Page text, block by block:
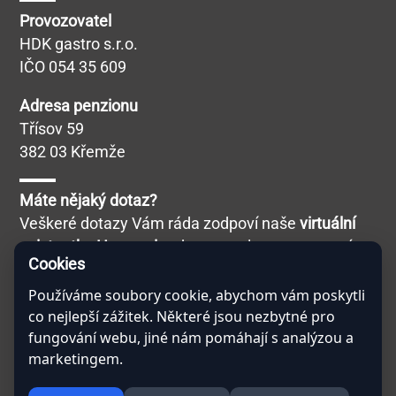
Volnočasové aktivity
Provozovatel
IČO 054 35 609
Adresa penzionu
Třísov 59
382 03 Křemže
Máte nějaký dotaz?
Veškeré dotazy Vám ráda zodpoví naše
asistentka Hamernice, kterou naleznete v pravém
dolním rohu po kliknutí na tlačítko Chat. Nebojte se
jí zeptat na cokoliv! Ví toho opravdu hodně!
Cookies
Používáme soubory cookie, abychom vám poskytli
co nejlepší zážitek. Některé jsou nezbytné pro
fungování webu, jiné nám pomáhají s analýzou a
marketingem.